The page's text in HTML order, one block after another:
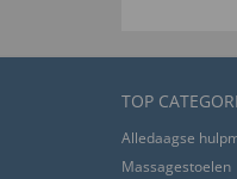
TOP
Alledaagse
Massagestoelen